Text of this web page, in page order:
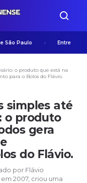
Paulo Entre
o produto que está na
para o Bolos do Flávio.
simples até
o produto
gera
do Flávio.
por Flávio
2007, criou uma